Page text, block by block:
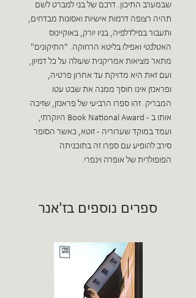
שבמערב התיכון. דרכם של בני למברט לשם
תהיה רצופה דרמות אישיות ואסונות מבדחים,
ותעבור בפילדלפיה, בניו יורק, באוקיינוס
האטלנטי ואפילו בליטא הרחוקה. "התיקונים"
מתאר מציאות אמריקנית שעולה על כל דמיון,
ועם זאת היא מדויקת עד אחרון פרטיה,
ופראנזן אינו חוסך ממנה את שבט עטו
המבריק. זהו ספרו הרביעי של פראנזן, שזיכה
אותו ב - Book National Award היוקרתי,
ועמד במוקד שערוריה - זוטא, כאשר הסופר
סירב להופיע עם ספרו זה בתוכניתה
הפופולרית של אופרה וינפרי.
ספרים נוספים בז'אנר